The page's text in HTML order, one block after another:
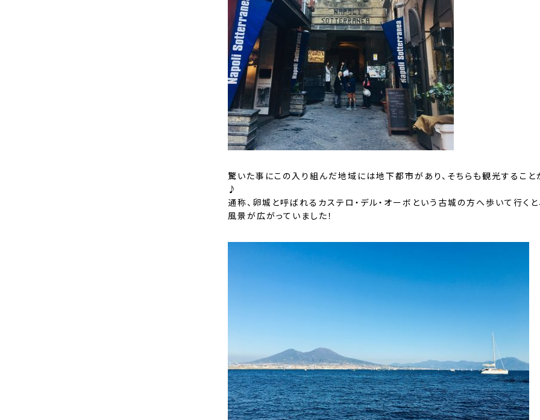
驚いた事にこの入り組んだ地域には地下都市があり、そちらも観光すること
♪
通称、卵城と呼ばれるカステロ・デル・オーボという古城の方へ歩いて行くと
風景が広がっていました！